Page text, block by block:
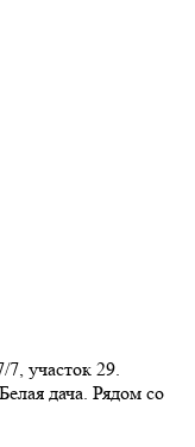
участок 29.
дача. Рядом со